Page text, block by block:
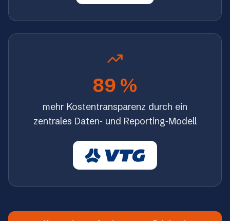
89 %
mehr Kostentransparenz durch ein
zentrales Daten‑ und Reporting‑Modell